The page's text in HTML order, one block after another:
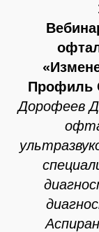
Профиль
Дорофеев